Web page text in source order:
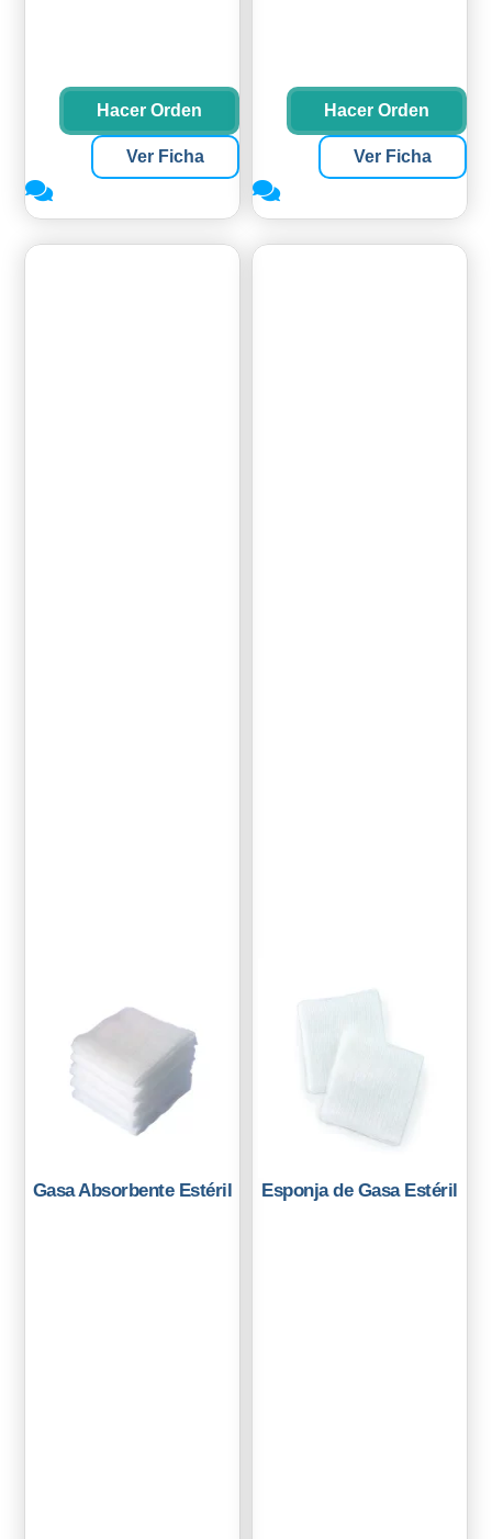
Hacer Orden
Ver Ficha
Hacer Orden
Ver Ficha
Gasa Absorbente Estéril Esponja de Gasa Estéril